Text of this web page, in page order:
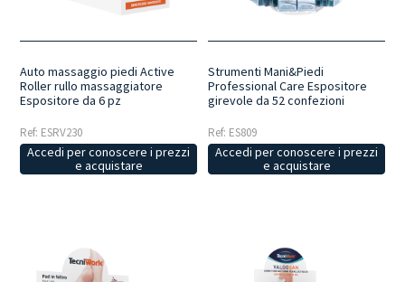
Auto massaggio piedi Active
Roller rullo massaggiatore
Espositore da 6 pz
Ref: ESRV230
Accedi per conoscere i prezzi
e acquistare
Strumenti Mani&Piedi
Professional Care Espositore
girevole da 52 confezioni
Ref: ES809
Accedi per conoscere i prezzi
e acquistare